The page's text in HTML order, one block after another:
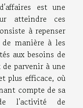
est une
atteindre ces
à repenser
de manière à les
aux besoins de
parvenir à une
plus efficace, où
compte de sa
l'activité de